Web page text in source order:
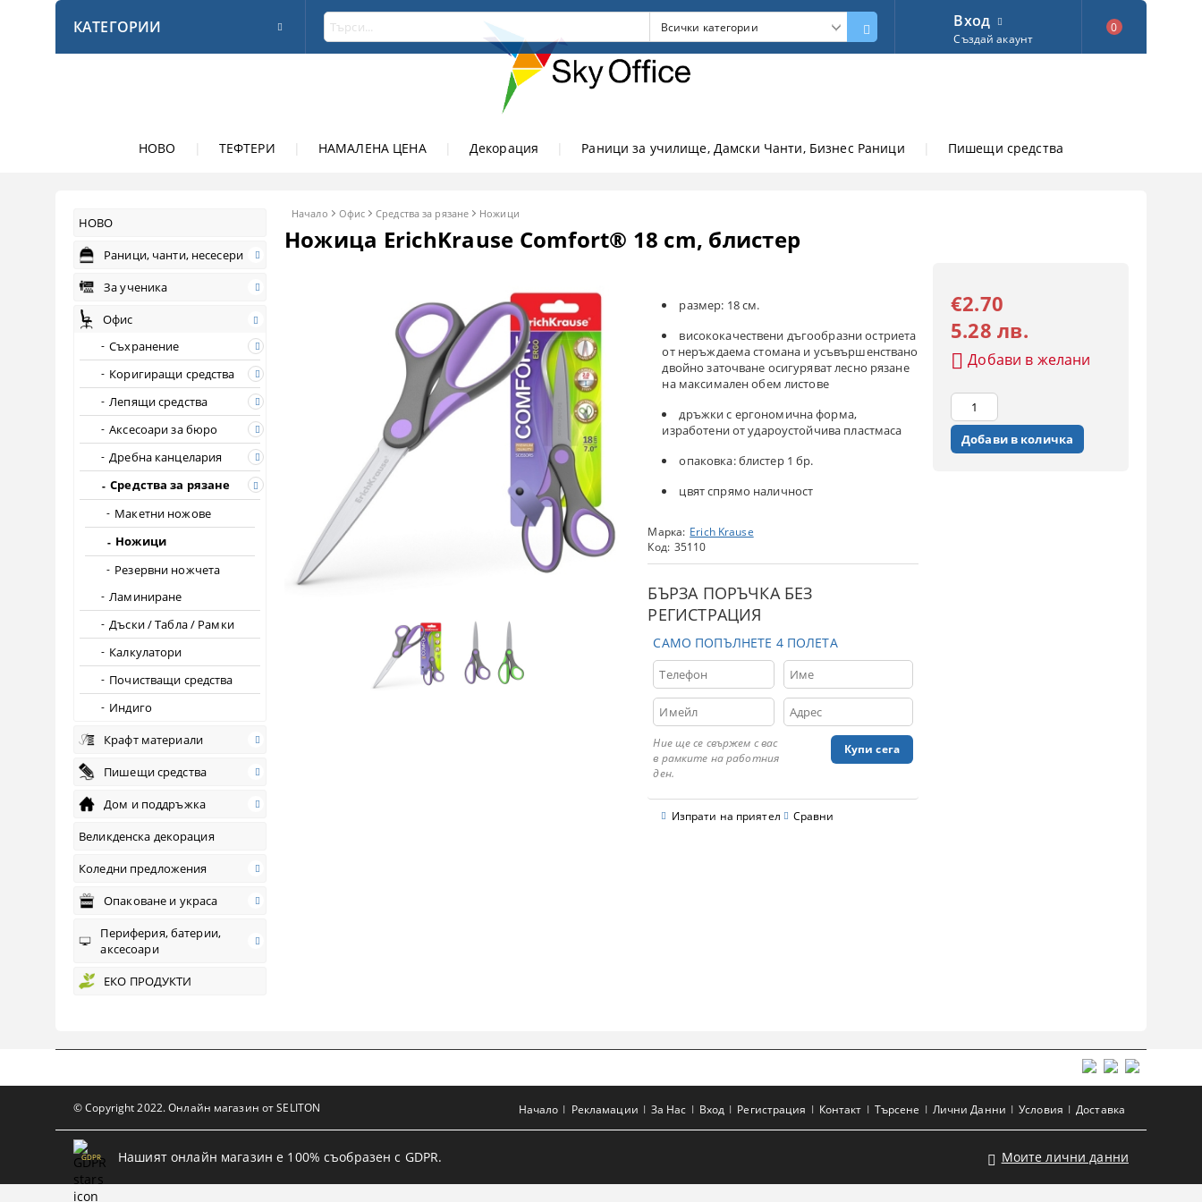
НОВО ТЕФТЕРИ НАМАЛЕНА ЦЕНА Декорация Раници за училище, Дамски Чанти, Бизнес Раници Пишещи средства
КАТЕГОРИИ Вход
Създай акаунт
0
НОВО
Раници, чанти, несесери
За ученика
Офис
Съхранение
Коригиращи средства
Лепящи средства
Аксесоари за бюро
Дребна канцелария
Средства за рязане
Макетни ножове
Ножици
Резервни ножчета
Ламиниране
Дъски / Табла / Рамки
Калкулатори
Почистващи средства
Индиго
Крафт материали
Пишещи средства
Дом и поддръжка
Великденска декорация
Коледни предложения
Опаковане и украса
Периферия, батерии,
аксесоари
ЕКО ПРОДУКТИ
Начало Офис Средства за рязане Ножици
Ножица ErichKrause Comfort® 18 cm, блистер
размер: 18 см.
висококачествени дъгообразни остриета
от неръждаема стомана и усъвършенствано
двойно заточване осигуряват лесно рязане
на максимален обем листове
дръжки с ергономична форма,
изработени от удароустойчива пластмаса
опаковка: блистер 1 бр.
цвят спрямо наличност
Марка: Erich Krause
Код: 35110
БЪРЗА ПОРЪЧКА БЕЗ
РЕГИСТРАЦИЯ
САМО ПОПЪЛНЕТЕ 4 ПОЛЕТА
Ние ще се свържем с вас
в рамките на работния
ден.
Изпрати на приятел Сравни
€2.70
5.28 лв.
Добави в желани
© Copyright 2022. Онлайн магазин от SELITON Начало Рекламации За Нас Вход Регистрация Контакт Търсене Лични Данни Условия Доставка
GDPR Нашият онлайн магазин е 100% съобразен с GDPR. Моите лични данни